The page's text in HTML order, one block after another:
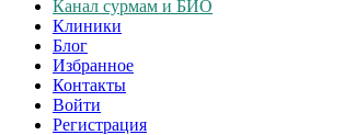
Канал сурмам и БИО
Клиники
Блог
Избранное
Контакты
Войти
Регистрация